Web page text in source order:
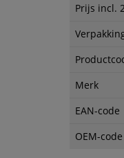
Prijs incl.
Merk
EAN-code
OEM-code